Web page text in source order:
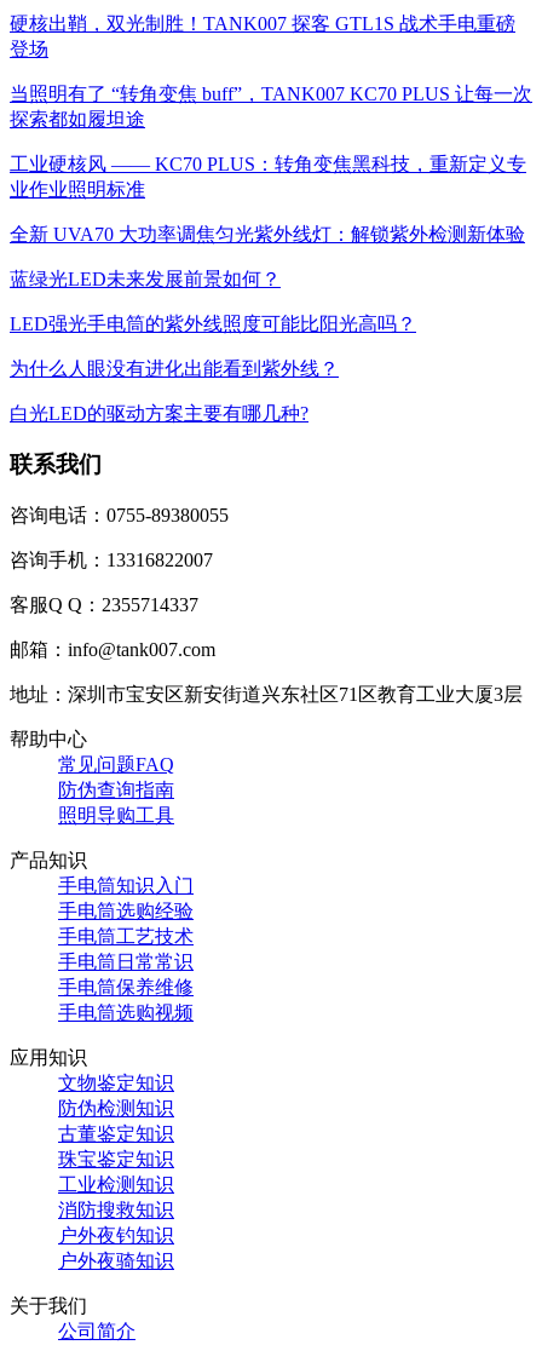
硬核出鞘，双光制胜！TANK007 探客 GTL1S 战术手电重磅
登场
当照明有了 “转角变焦 buff”，TANK007 KC70 PLUS 让每一次
探索都如履坦途
工业硬核风 —— KC70 PLUS：转角变焦黑科技，重新定义专
业作业照明标准
全新 UVA70 大功率调焦匀光紫外线灯：解锁紫外检测新体验
蓝绿光LED未来发展前景如何？
LED强光手电筒的紫外线照度可能比阳光高吗？
为什么人眼没有进化出能看到紫外线？
白光LED的驱动方案主要有哪几种?
联系我们
咨询电话：0755-89380055
咨询手机：13316822007
客服Q Q：2355714337
邮箱：info@tank007.com
地址：深圳市宝安区新安街道兴东社区71区教育工业大厦3层
帮助中心
常见问题FAQ
防伪查询指南
照明导购工具
产品知识
手电筒知识入门
手电筒选购经验
手电筒工艺技术
手电筒日常常识
手电筒保养维修
手电筒选购视频
应用知识
文物鉴定知识
防伪检测知识
古董鉴定知识
珠宝鉴定知识
工业检测知识
消防搜救知识
户外夜钓知识
户外夜骑知识
关于我们
公司简介